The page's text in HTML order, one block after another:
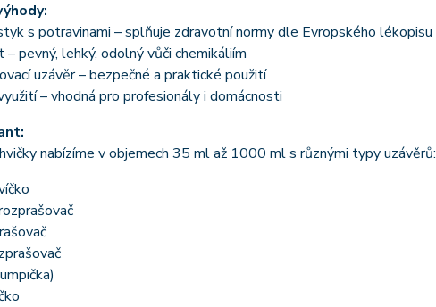
s potravinami – splňuje zdravotní normy dle Evropského lékopisu
pevný, lehký, odolný vůči chemikáliím
uzávěr – bezpečné a praktické použití
– vhodná pro profesionály i domácnosti
nabízíme v objemech 35 ml až 1000 ml s různými typy uzávěrů: